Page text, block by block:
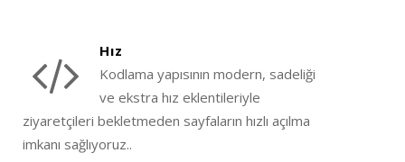
Hız
Kodlama yapısının modern, sadeliği
ve ekstra hız eklentileriyle
ziyaretçileri bekletmeden sayfaların hızlı açılma
imkanı sağlıyoruz..